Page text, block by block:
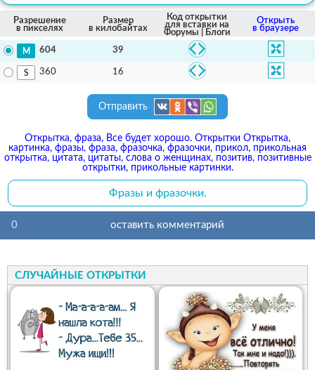
Разрешение
в пикселях
Размер
в килобайтах
Код открытки
для вставки на
Форумы | Блоги
Открыть
в браузере
604 39
360 16
Отправить
Открытка, фраза, Все будет хорошо. Открытки Открытка,
картинка, фразы, фраза, фразочка, фразочки, прикол, прикольная
открытка, цитата, цитаты, слова о женщинах, позитив, позитивные
открытки, прикольные картинки.
Фразы и фразочки.
0 оставить комментарий
СЛУЧАЙНЫЕ ОТКРЫТКИ